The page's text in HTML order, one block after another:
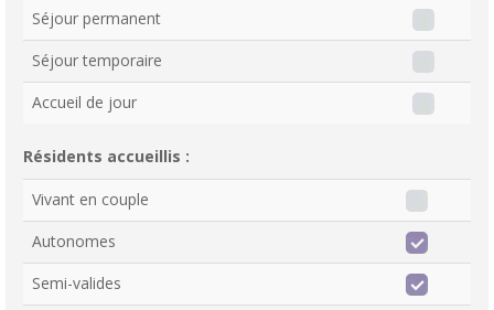
Séjour permanent
Séjour temporaire
Accueil de jour
Résidents accueillis :
Vivant en couple
Autonomes
Semi-valides